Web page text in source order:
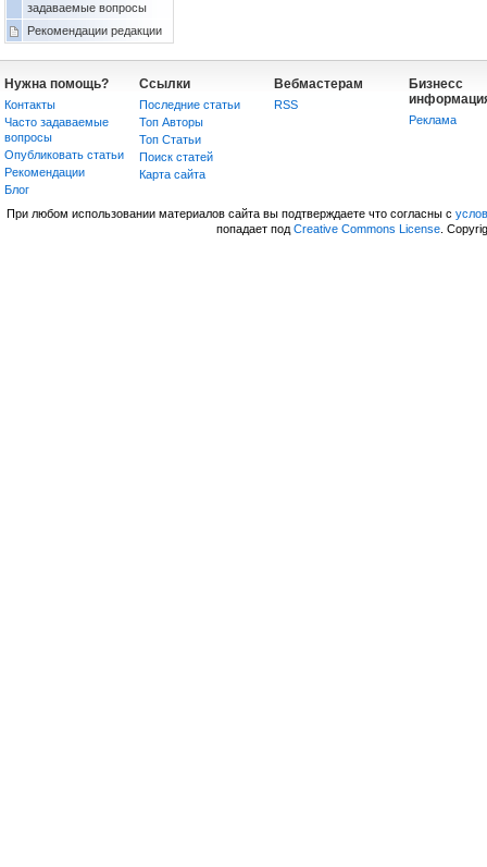
задаваемые вопросы
Рекомендации редакции
Нужна помощь?
Контакты
Часто задаваемые
вопросы
Опубликовать статьи
Рекомендации
Блог
Ссылки
Последние статьи
Топ Авторы
Топ Статьи
Поиск статей
Карта сайта
Вебмастерам
RSS
Бизнесс
Реклама
При любом использовании материалов сайта вы подтверждаете что согласны с
попадает под Creative Commons License.